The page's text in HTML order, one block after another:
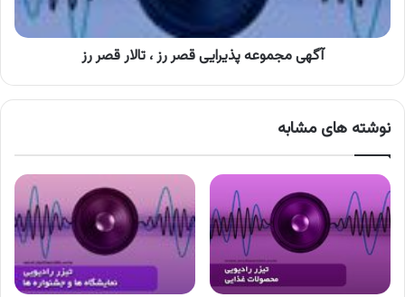
قصر
رز
آگهی مجموعه پذیرایی قصر رز ، تالار قصر رز
نوشته های مشابه